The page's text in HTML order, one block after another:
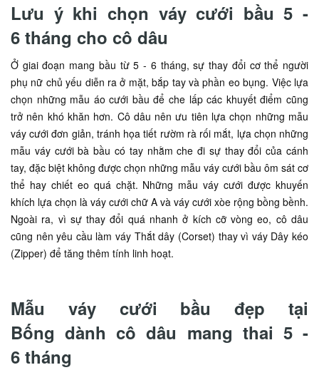
Lưu ý khi chọn váy cưới bầu 5 -
6 tháng cho cô dâu
Ở giai đoạn mang bầu từ 5 - 6 tháng, sự thay đổi cơ thể người
phụ nữ chủ yếu diễn ra ở mặt, bắp tay và phần eo bụng. Việc lựa
chọn những mẫu áo cưới bầu để che lấp các khuyết điểm cũng
trở nên khó khăn hơn. Cô dâu nên ưu tiên lựa chọn những mẫu
váy cưới đơn giản, tránh họa tiết rườm rà rối mắt, lựa chọn những
mẫu váy cưới bà bầu có tay nhằm che đi sự thay đổi của cánh
tay, đặc biệt không được chọn những mẫu váy cưới bầu ôm sát cơ
thể hay chiết eo quá chặt. Những mẫu váy cưới được khuyến
khích lựa chọn là váy cưới chữ A và váy cưới xòe rộng bồng bềnh.
Ngoài ra, vì sự thay đổi quá nhanh ở kích cỡ vòng eo, cô dâu
cũng nên yêu cầu làm váy Thắt dây (Corset) thay vì váy Dây kéo
(Zipper) để tăng thêm tính linh hoạt.
Mẫu váy cưới bầu đẹp tại
Bống dành cô dâu mang thai 5 -
6 tháng